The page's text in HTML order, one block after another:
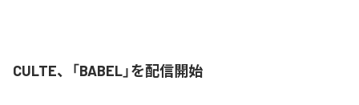
CULTE、「BABEL」を配信開始